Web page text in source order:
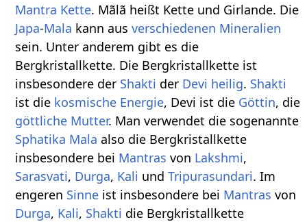
Mantra Kette. Mãlã heißt Kette und Girlande. Die
Japa-Mala kann ausverschiedenen Mineralien
sein. Unter anderem gibt es die
Bergkristallkette. Die Bergkristallkette ist
insbesondere der Shakti der Devi heilig. Shakti
ist die kosmische Energie, Devi ist die Göttin, die
göttliche Mutter. Man verwendet die sogenannte
Sphatika Mala also die Bergkristallkette
insbesondere bei Mantras von Lakshmi,
Sarasvati, Durga, Kali undTripurasundari. Im
engeren Sinne ist insbesondere bei Mantras von
Durga, Kali, Shakti die Bergkristallkette